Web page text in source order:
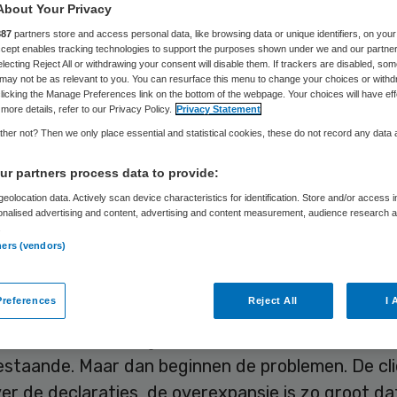
voel ik met net Alice. Om dat te illustreren, neem
naar mijn Wonderland. In de ggz zijn de
‘wij werken 30 procent goedkoper dan
zijn klantgericht en hebben geen wachtlijsten’.
met verzekeraars, regelmatig zonder. De
medewerkers groeien snel, net als de omzetten.
Maar dan beginnen de problemen. De
de declaraties, de overexpansie is zo groot
Your Privacy
partners store and access personal data, like browsing data or unique identifiers, on your
enables tracking technologies to support the purposes shown under we and our
Reject All or withdrawing your consent will disable them. If trackers are disabled,
not be as relevant to you. You can resurface this menu to change your choices or
the Manage Preferences link on the bottom of the webpage. Your choices will have
details, refer to our Privacy Policy. Privacy Statement
not? Then we only place essential and statistical cookies, these do not record any data
partners process data to provide:
data. Actively scan device characteristics for identification. Store and/or access
advertising and content, advertising and content measurement, audience research
(vendors)
Reject All I